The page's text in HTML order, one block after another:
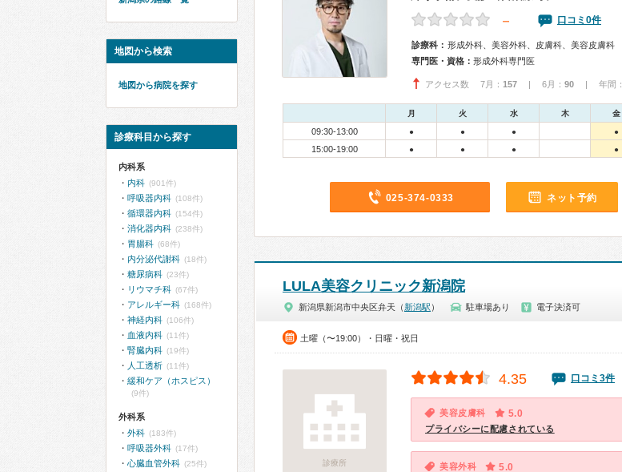
－ 口コミ0件
診療科： 形成外科、美容外科、皮膚科、美容皮膚科
専門医・資格： 形成外科専門医
アクセス数 7月： 157 | 6月： 90 | 年間：
月 火 水 木 金
09:30-13:00 ● ● ● ●
15:00-19:00
● ● ● ●
025-374-0333 ネット予約
LULA美容クリニック新潟院
新潟県新潟市中央区弁天（ 新潟駅 ） 駐車場あり 電子決済可
土曜（〜19:00）・日曜・祝日
診療所
4.35 口コミ3件
美容皮膚科 5.0
プライバシーに配慮されている
美容外科 5.0
地図から検索
地図から病院を探す
診療科目から探す
内科系
内科 (901件)
呼吸器内科 (108件)
循環器内科 (154件)
消化器内科 (238件)
胃腸科 (68件)
内分泌代謝科 (18件)
糖尿病科 (23件)
リウマチ科 (67件)
アレルギー科 (168件)
神経内科 (106件)
血液内科 (11件)
腎臓内科 (19件)
人工透析 (11件)
緩和ケア（ホスピス）
(9件)
外科系
外科 (183件)
呼吸器外科 (17件)
心臓血管外科 (25件)